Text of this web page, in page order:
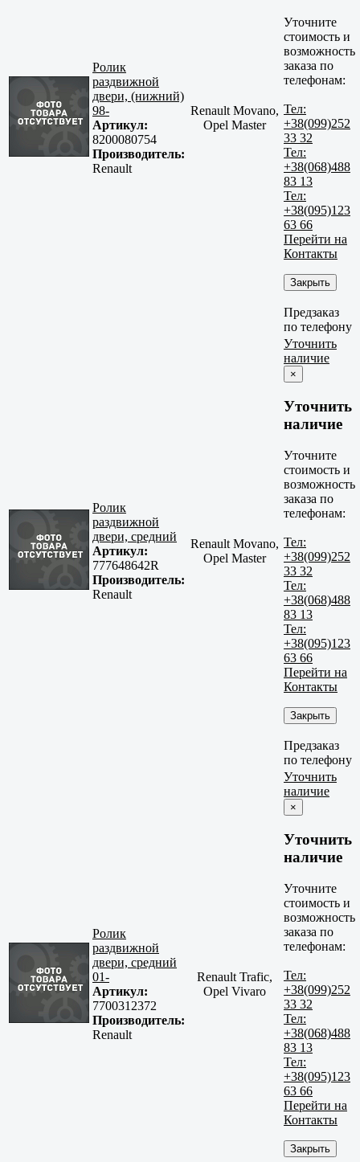
Ролик
раздвижной
двери, (нижний)
98-
Артикул:
8200080754
Производитель:
Renault
Renault Movano,
Opel Master
Уточните
стоимость и
возможность
заказа по
телефонам:
Тел:
+38(099)252
33 32
Тел:
+38(068)488
83 13
Тел:
+38(095)123
63 66
Перейти на
Контакты
Закрыть
Предзаказ
по телефону
Ролик
раздвижной
двери, средний
Артикул:
777648642R
Производитель:
Renault
Renault Movano,
Opel Master
Уточнить
наличие
×
Уточнить
наличие
Уточните
стоимость и
возможность
заказа по
телефонам:
Тел:
+38(099)252
33 32
Тел:
+38(068)488
83 13
Тел:
+38(095)123
63 66
Перейти на
Контакты
Закрыть
Предзаказ
по телефону
Ролик
раздвижной
двери, средний
01-
Артикул:
7700312372
Производитель:
Renault
Renault Trafic,
Opel Vivaro
Уточнить
наличие
×
Уточнить
наличие
Уточните
стоимость и
возможность
заказа по
телефонам:
Тел:
+38(099)252
33 32
Тел:
+38(068)488
83 13
Тел:
+38(095)123
63 66
Перейти на
Контакты
Закрыть